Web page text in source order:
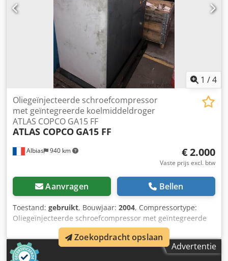
1 /4
Albias 940 km
Oliegeïnjecteerde schroefcompressor
met geïntegreerde koelmiddeldroger
ATLAS COPCO GA15 FF
ATLAS COPCO GA15 FF
€ 2.000
Vaste prijs excl. btw
Aanvragen Bellen
Toestand: gebruikt, Bouwjaar: 2004, Compressortype:
Oliegeïnjecteerde schroefcompressor met geïntegreerde
koeldroger Motorvermogen: 15 kW (20 pk)
Stroomvoorziening: 380 V / 50 Hz Werkdruk: 7,5 bar
Csdpewgca Tefx Antjrf Vrije luchtopbrengst (FAD): 798 m³/u
Advertentie
Zoekopdracht opslaan